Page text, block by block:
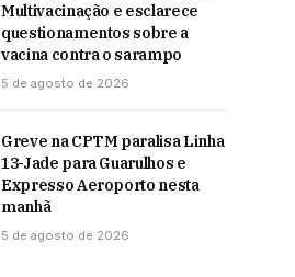
Multivacinação e esclarece
questionamentos sobre a
vacina contra o sarampo
5 de agosto de 2026
Greve na CPTM paralisa Linha
13-Jade para Guarulhos e
Expresso Aeroporto nesta
manhã
5 de agosto de 2026